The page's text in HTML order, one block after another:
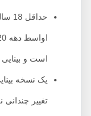
حداقل 18
است و بینایی
تغییر چندانی